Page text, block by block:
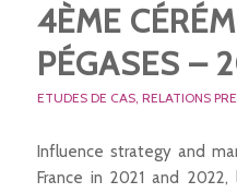
4ÈME
PÉGASES –
ETUDES DE CAS, RELATIONS
Influence strategy and
France in 2021 and